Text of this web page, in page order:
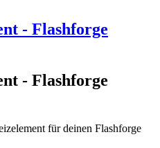
- Flashforge
- Flashforge
für deinen Flashforge